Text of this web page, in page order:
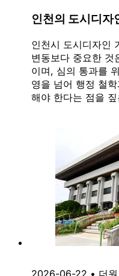
인천의 도시디자
인천시 도시디자인
변동보다 중요한 것
이며, 심의 통과를
영을 넘어 행정 철
해야 한다는 점을
2026-06-22 • 더원